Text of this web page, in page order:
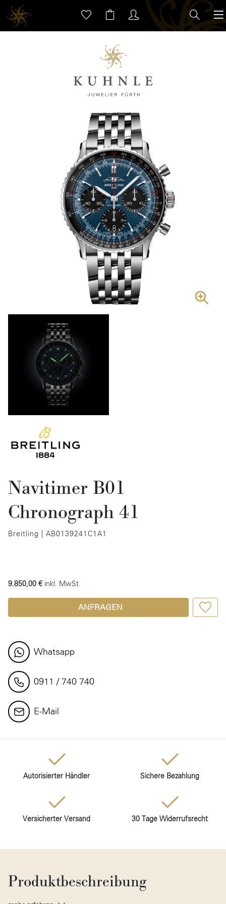
Navitimer B01
Chronograph 41
Breitling | AB0139241C1A1
9.850,00 € inkl. MwSt.
ANFRAGEN
Whatsapp
0911 / 740 740
E-Mail
Autorisierter Händler Sichere Bezahlung
Versicherter Versand 30 Tage Widerrufsrecht
Produktbeschreibung